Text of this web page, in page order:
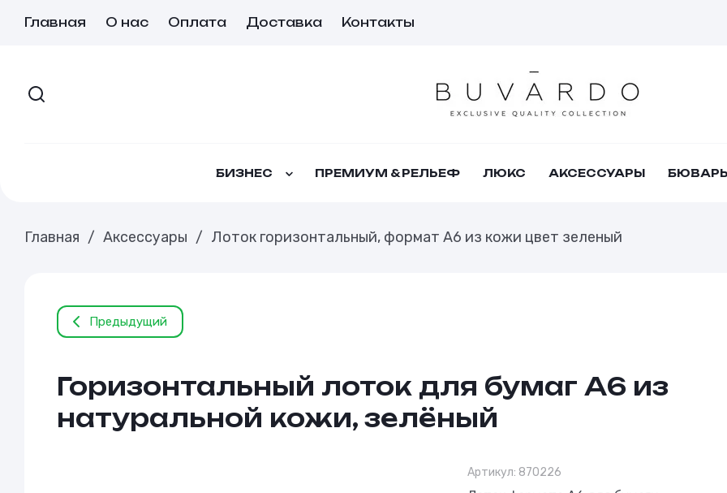
Главная О нас Оплата Доставка Контакты
БИЗНЕС ПРЕМИУМ & РЕЛЬЕФ ЛЮКС АКСЕССУАРЫ
Главная / Аксессуары / Лоток горизонтальный, формат А6 из кожи цвет зеленый
Предыдущий
Горизонтальный лоток для бумаг А6 из
натуральной кожи, зелёный
Артикул: 870226